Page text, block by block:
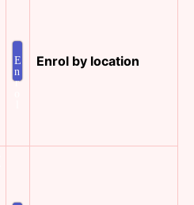
E
n
r
Enrol by location